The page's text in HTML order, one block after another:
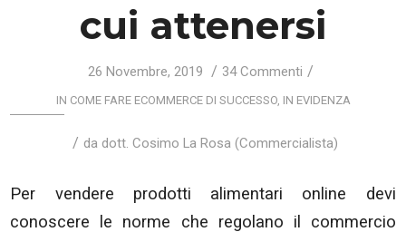
cui attenersi
26 Novembre, 2019 / 34 Commenti /
IN COME FARE ECOMMERCE DI SUCCESSO, IN EVIDENZA
/ da dott. Cosimo La Rosa (Commercialista)
Per vendere prodotti alimentari online devi
conoscere le norme che regolano il commercio